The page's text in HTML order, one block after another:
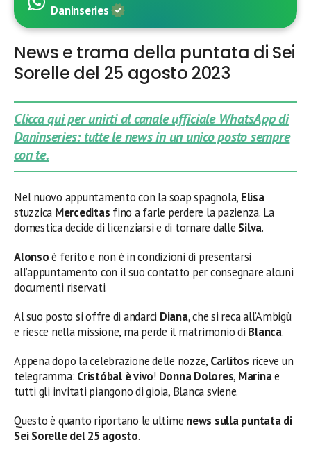
Daninseries
News e trama della puntata di Sei
Sorelle del 25 agosto 2023
Clicca qui per unirti al canale ufficiale WhatsApp di
Daninseries: tutte le news in un unico posto sempre
con te.
Nel nuovo appuntamento con la soap spagnola, Elisa
stuzzica Merceditas fino a farle perdere la pazienza. La
domestica decide di licenziarsi e di tornare dalle Silva.
Alonsoè ferito e non è in condizioni di presentarsi
all’appuntamento con il suo contatto per consegnare alcuni
documenti riservati.
Al suo posto si offre di andarci Diana, che si reca all’Ambigù
e riesce nella missione, ma perde il matrimonio di Blanca.
Appena dopo la celebrazione delle nozze, Carlitos riceve un
telegramma: Cristóbal è vivo! Donna Dolores, Marinae
tutti gli invitati piangono di gioia, Blanca sviene.
Questo è quanto riportano le ultime news sulla puntata di
Sei Sorelle del 25 agosto.